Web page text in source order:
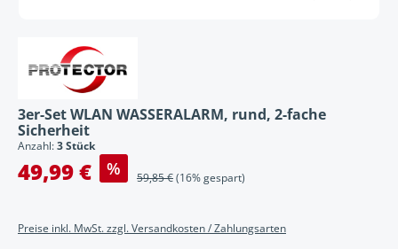
3er-Set WLAN WASSERALARM, rund, 2-fache
Sicherheit
Anzahl:3 Stück
Verkaufspreis:
49,99 € % Regulärer Preis:
59,85 €(16% gespart)
Preise inkl. MwSt. zzgl. Versandkosten / Zahlungsarten